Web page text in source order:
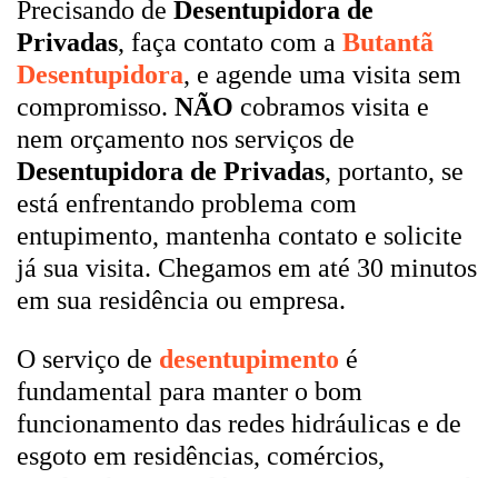
Precisando de Desentupidora de
Privadas, faça contato com a Butantã
Desentupidora, e agende uma visita sem
compromisso. NÃO cobramos visita e
nem orçamento nos serviços de
Desentupidora de Privadas, portanto, se
está enfrentando problema com
entupimento, mantenha contato e solicite
já sua visita. Chegamos em até 30 minutos
em sua residência ou empresa.
O serviço de desentupimento é
fundamental para manter o bom
funcionamento das redes hidráulicas e de
esgoto em residências, comércios,